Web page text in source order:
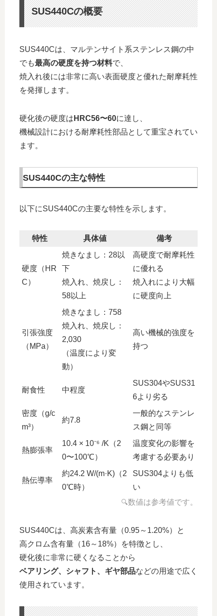
SUS440Cの概要
SUS440Cは、マルテンサイト系ステンレス鋼の中
でも最高の硬度を持つ材料で、
焼入れ後には非常に高い表面硬度と優れた耐摩耗性
を発揮します。
硬化後の硬度は HRC56〜60に達し、
機械設計における耐摩耗性部品として重宝されてい
ます。
SUS440Cの主な特性
以下にSUS440Cの主要な特性を示します。
特性 具体値 備考
硬度（HR
C）
焼きなまし：28以
下
焼入れ、焼戻し：
58以上
高硬度で耐摩耗性
に優れる
焼入れにより大幅
に硬度向上
引張強度
（MPa）
焼きなまし：758
焼入れ、焼戻し：
2,030
（温度により変
動）
高い機械的強度を
持つ
耐食性 中程度
SUS304やSUS31
6より劣る
密度（g/c
m³）
約7.8
一般的なステンレ
ス鋼と同等
熱膨張率
10.4 × 10⁻⁶ /K（2
0〜100℃）
温度変化の影響を
考慮する必要あり
熱伝導率
約24.2 W/(m·K)（2
0℃時）
SUS304よりも低
い
🔍数値は参考値です。
SUS440Cは、高炭素含有量（0.95～1.20%）と
高クロム含有量（16～18%）を特徴とし、
硬化後に非常に硬くなることから
ベアリング、シャフト、ギヤ部品などの用途で広く
使用されています。